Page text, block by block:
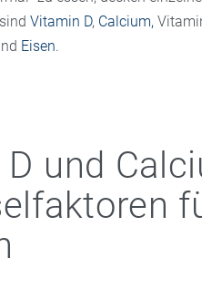
Vitamin D, Calcium,
Eisen.
und